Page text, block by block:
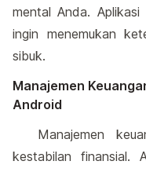
mental Anda.
ingin menemukan
sibuk.
Manajemen
Android
Manajemen
kestabilan finansial.